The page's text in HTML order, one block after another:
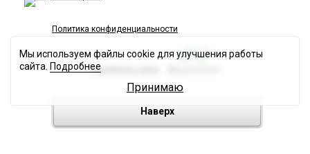
Политика конфиденциальности
Разработка сайта
Наверх
Мы используем файлы cookie для улучшения работы
сайта. Подробнее
Принимаю